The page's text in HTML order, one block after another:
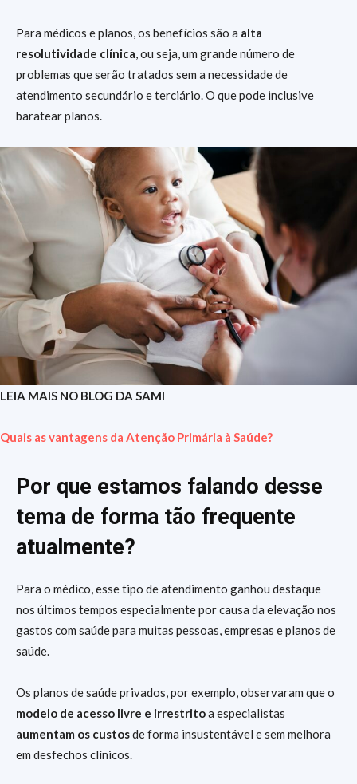
Para médicos e planos, os benefícios são a alta
resolutividade clínica, ou seja, um grande número de
problemas que serão tratados sem a necessidade de
atendimento secundário e terciário. O que pode inclusive
baratear planos.
LEIA MAIS NO BLOG DA SAMI
Quais as vantagens da Atenção Primária à Saúde?
Por que estamos falando desse
tema de forma tão frequente
atualmente?
Para o médico, esse tipo de atendimento ganhou destaque
nos últimos tempos especialmente por causa da elevação nos
gastos com saúde para muitas pessoas, empresas e planos de
saúde.
Os planos de saúde privados, por exemplo, observaram que o
modelo de acesso livre e irrestritoa especialistas
aumentam os custosde forma insustentável e sem melhora
em desfechos clínicos.